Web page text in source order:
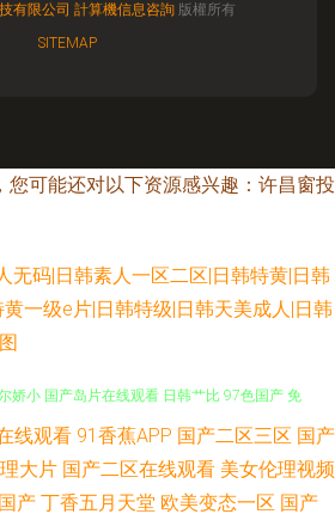
有限公司 計算機信息咨詢 版權所有
SITEMAP
您可能还对以下资源感兴趣：许昌窗投
无码|日韩素人一区二区|日韩特黄|日韩
一级e片|日韩特级|日韩天美成人|日韩
无码精品蜜桃 欧美另类亚洲一 永久免费中文字
娇小 国产岛片在线观看 日韩艹比 97色国产 免
线观看 91香蕉APP 国产二区三区 国产
大片 国产二区在线观看 美女伦理视频
产 丁香五月天堂 欧美变态一区 国产